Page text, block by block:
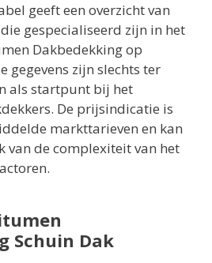
geeft een overzicht van
gespecialiseerd zijn in het
Dakbedekking op
gegevens zijn slechts ter
als startpunt bij het
De prijsindicatie is
markttarieven en kan
van de complexiteit van het
Schuin Dak